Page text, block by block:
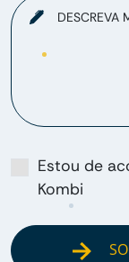
DESCREVA
Estou de
Kombi